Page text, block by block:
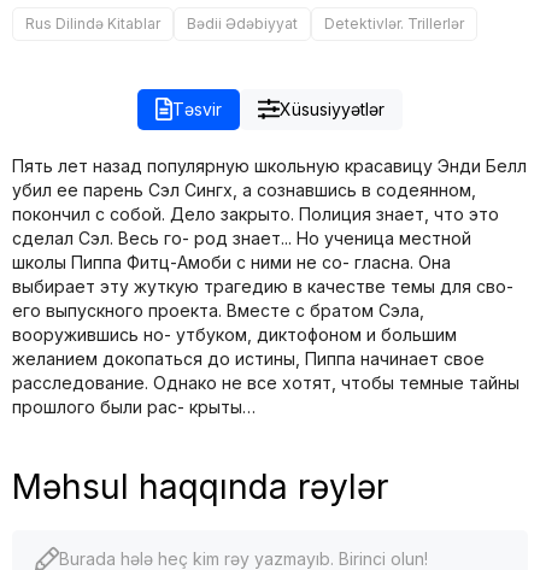
Rus Dilində Kitablar Bədii Ədəbiyyat Detektivlər. Trillerlər
Təsvir Xüsusiyyətlər
Пять лет назад популярную школьную красавицу Энди Белл
убил ее парень Сэл Сингх, а сознавшись в содеянном,
покончил с собой. Дело закрыто. Полиция знает, что это
сделал Сэл. Весь го- род знает... Но ученица местной
школы Пиппа Фитц-Амоби с ними не со- гласна. Она
выбирает эту жуткую трагедию в качестве темы для сво-
его выпускного проекта. Вместе с братом Сэла,
вооружившись но- утбуком, диктофоном и большим
желанием докопаться до истины, Пиппа начинает свое
расследование. Однако не все хотят, чтобы темные тайны
прошлого были рас- крыты…
Məhsul haqqında rəylər
Burada hələ heç kim rəy yazmayıb. Birinci olun!